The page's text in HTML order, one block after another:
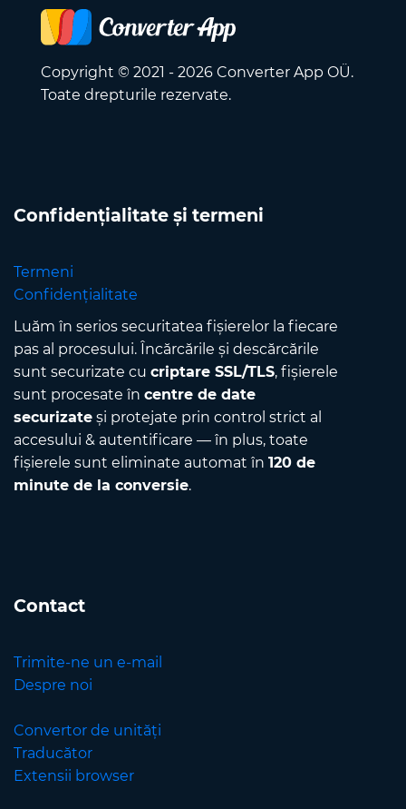
Copyright © 2021 - 2026 Converter App OÜ.
Toate drepturile rezervate.
Confidențialitate și termeni
Termeni
Confidențialitate
Luăm în serios securitatea fișierelor la fiecare
pas al procesului. Încărcările și descărcările
sunt securizate cu criptare SSL/TLS, fișierele
sunt procesate în centre de date
securizate și protejate prin control strict al
accesului & autentificare — în plus, toate
fișierele sunt eliminate automat în 120 de
minute de la conversie.
Contact
Trimite-ne un e-mail
Despre noi
Convertor de unități
Traducător
Extensii browser